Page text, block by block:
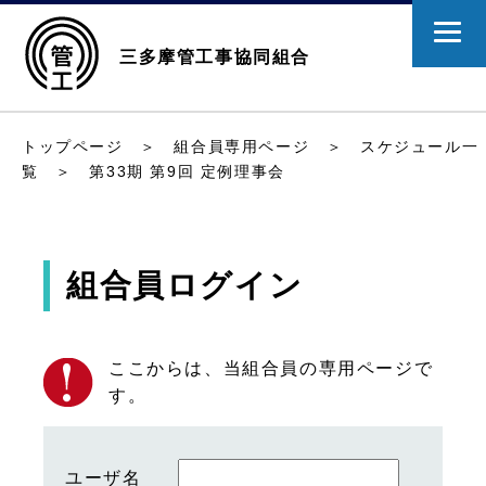
三多摩管工事協同組合
トップページ ＞組合員専用ページ ＞
スケジュール一
覧
＞ 第33期 第9回 定例理事会
組合員ログイン
ここからは、当組合員の専用ページで
す。
ユーザ名